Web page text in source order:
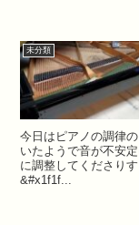
未分類
今日はピアノの調律
いたようで⁡音が不安
に調整してくださり⁡
&#x1f1f...